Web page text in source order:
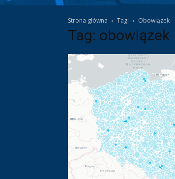
Strona główna Tagi Obowiązek
Tag: obowiązek